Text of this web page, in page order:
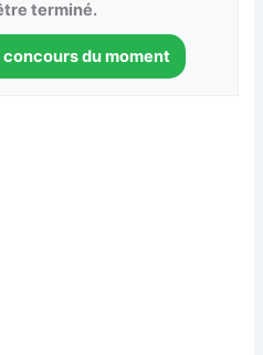
terminé.
du moment